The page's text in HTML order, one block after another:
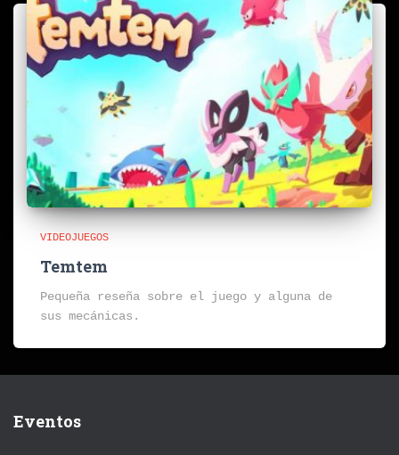
VIDEOJUEGOS
Temtem
Pequeña reseña sobre el juego y alguna de
sus mecánicas.
Eventos